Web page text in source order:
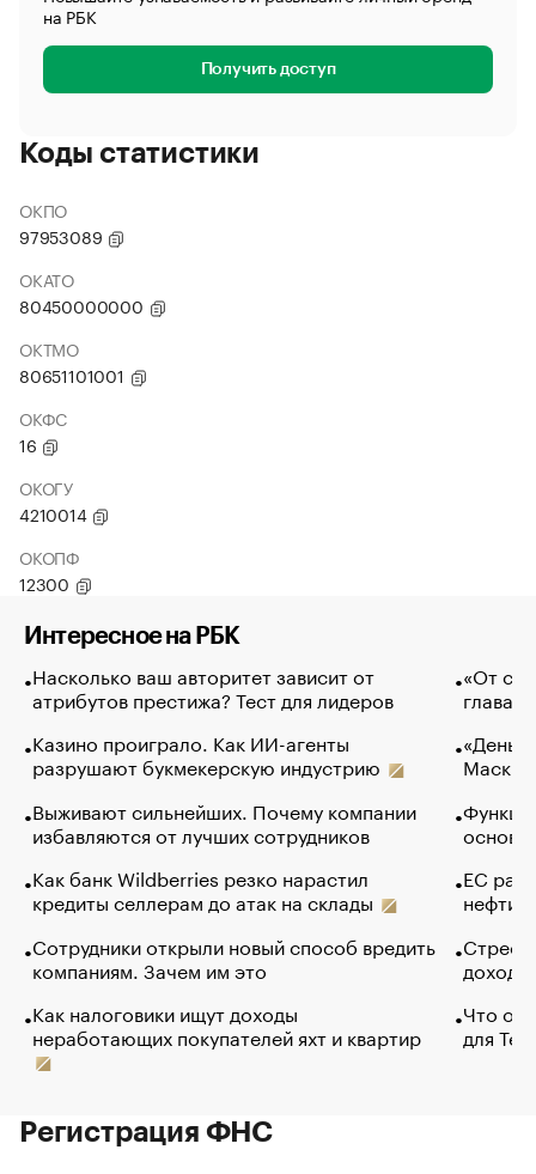
на РБК
Получить доступ
Коды статистики
ОКПО
97953089
ОКАТО
80450000000
ОКТМО
80651101001
ОКФС
16
ОКОГУ
4210014
ОКОПФ
12300
Интересное на РБК
Насколько ваш авторитет зависит от
атрибутов престижа? Тест для лидеров
Казино проиграло. Как ИИ-агенты
разрушают букмекерскую индустрию
Выживают сильнейших. Почему компании
избавляются от лучших сотрудников
Как банк Wildberries резко нарастил
кредиты селлерам до атак на склады
Сотрудники открыли новый способ вредить
компаниям. Зачем им это
Как налоговики ищут доходы
неработающих покупателей яхт и квартир
«От
глава
Маск в
основ
ЕС
нефти
Что
для
Регистрация ФНС